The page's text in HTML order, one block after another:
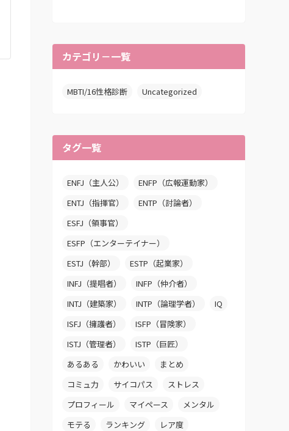
カテゴリ－一覧
MBTI/16性格診断 Uncategorized
タグ一覧
ENFJ（主人公）
ENFP（広報運動家）
ENTJ（指揮官）
ENTP（討論者）
ESFJ（領事官）
ESFP（エンターテイナー）
ESTJ（幹部）
ESTP（起業家）
INFJ（提唱者）
INFP（仲介者）
INTJ（建築家）
INTP（論理学者）
IQ
ISFJ（擁護者）
ISFP（冒険家）
ISTJ（管理者）
ISTP（巨匠）
あるある
かわいい
まとめ
コミュ力
サイコパス
ストレス
プロフィール
マイペース
メンタル
モテる
ランキング
レア度